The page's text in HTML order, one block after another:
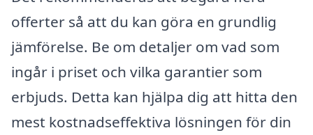
offerter så att du kan göra en grundlig
jämförelse. Be om detaljer om vad som
ingår i priset och vilka garantier som
erbjuds. Detta kan hjälpa dig att hitta den
mest kostnadseffektiva lösningen för din